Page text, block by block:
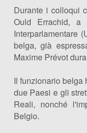
Durante i colloqui
Ould Errachid, a
Interparlamentare
belga, già
Maxime Prévot
Il funzionario
due Paesi e gli
Reali, nonché
Belgio.